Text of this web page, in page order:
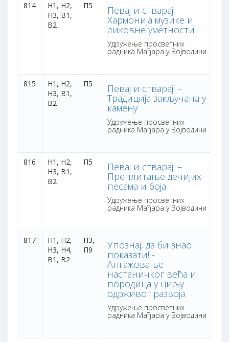
814
Н1, Н2,
Н3, В1,
В2
П5 Певај и стварај! –
Хармонија музике и
ликовне уметности
Удружење просветних
радника Мађара у Војводини
815
Н1, Н2,
Н3, В1,
В2
П5 Певај и стварај! –
Традиција закључана у
камену
Удружење просветних
радника Мађара у Војводини
816
Н1, Н2,
Н3, В1,
В2
П5 Певај и стварај! –
Преплитање дечијих
песама и боја
Удружење просветних
радника Мађара у Војводини
817
Н1, Н2,
Н3, Н4,
В1, В2
П3,
П9
Упознај, да би знао
показати! -
Ангажовање
настаничког већа и
породица у циљу
одрживог развоја
Удружење просветних
радника Мађара у Војводини